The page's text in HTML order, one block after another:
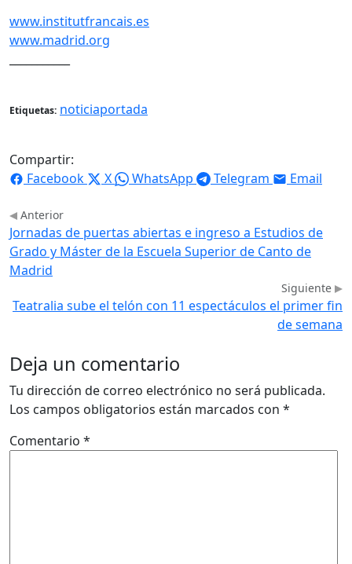
www.institutfrancais.es
www.madrid.org
Etiquetas: noticiaportada
Compartir:
Facebook
X WhatsApp Telegram Email
Anterior
Jornadas de puertas abiertas e ingreso a Estudios de
Grado y Máster de la Escuela Superior de Canto de
Madrid
Siguiente
Teatralia sube el telón con 11 espectáculos el primer fin
de semana
Deja un comentario
Tu dirección de correo electrónico no será publicada.
Los campos obligatorios están marcados con *
Comentario *